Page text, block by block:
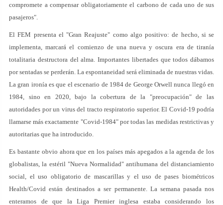
compromete a compensar obligatoriamente el carbono de cada uno de sus
pasajeros".
El FEM presenta el "Gran Reajuste" como algo positivo: de hecho, si se
implementa, marcará el comienzo de una nueva y oscura era de tiranía
totalitaria destructora del alma. Importantes libertades que todos dábamos
por sentadas se perderán. La espontaneidad será eliminada de nuestras vidas.
La gran ironía es que el escenario de 1984 de George Orwell nunca llegó en
1984, sino en 2020, bajo la cobertura de la "preocupación" de las
autoridades por un virus del tracto respiratorio superior. El Covid-19 podría
llamarse más exactamente "Covid-1984" por todas las medidas restrictivas y
autoritarias que ha introducido.
Es bastante obvio ahora que en los países más apegados a la agenda de los
globalistas, la estéril "Nueva Normalidad" antihumana del distanciamiento
social, el uso obligatorio de mascarillas y el uso de pases biométricos
Health/Covid están destinados a ser permanente. La semana pasada nos
enteramos de que la Liga Premier inglesa estaba considerando los